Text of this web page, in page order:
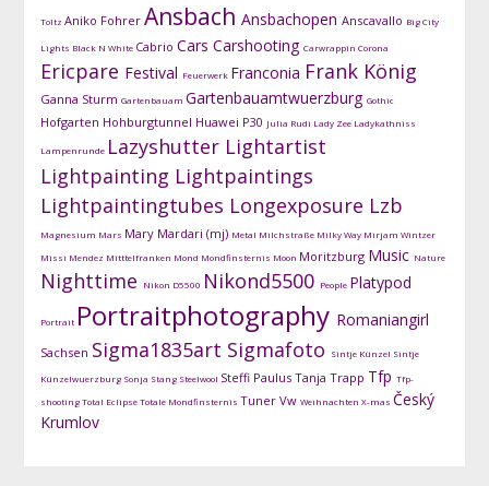
Toltz Aniko Fohrer Ansbach Ansbachopen Anscavallo Big City
Lights Black N White Cabrio Cars Carshooting Carwrappin Corona
Ericpare Festival Feuerwerk Franconia Frank König
Ganna Sturm Gartenbauam Gartenbauamtwuerzburg Gothic
Hofgarten Hohburgtunnel Huawei P30 Julia Rudi Lady Zee Ladykathniss
Lampenrunde Lazyshutter Lightartist
Lightpainting Lightpaintings
Lightpaintingtubes Longexposure Lzb
Magnesium Mars Mary Mardari (mj) Metal Milchstraße Milky Way Mirjam Wintzer
Missi Mendez Mitttelfranken Mond Mondfinsternis Moon Moritzburg Music Nature
Nighttime Nikon D5500 Nikond5500 People Platypod
Portrait Portraitphotography Romaniangirl
Sachsen Sigma1835art Sigmafoto Sintje Künzel Sintje
Künzelwuerzburg Sonja Stang Steelwool Steffi Paulus Tanja Trapp Tfp Tfp-
shootingTotal EclipseTotale Mondfinsternis Tuner Vw Weihnachten X-mas Český
Krumlov